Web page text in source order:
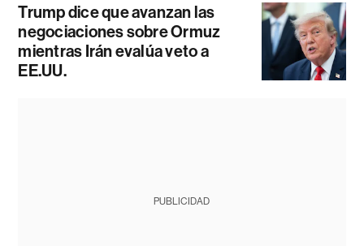
Trump dice que avanzan las
negociaciones sobre Ormuz
mientras Irán evalúa veto a
EE.UU.
PUBLICIDAD